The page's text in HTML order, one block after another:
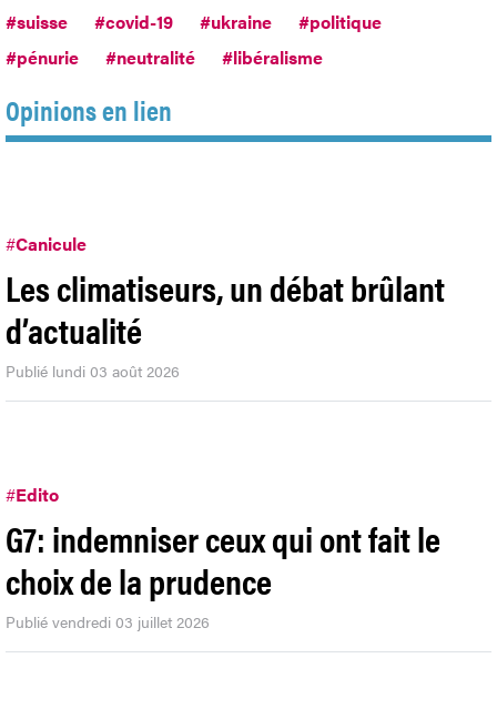
#suisse #covid-19 #ukraine
#politique
#pénurie
#neutralité #libéralisme
Opinions en lien
#Canicule
Les climatiseurs, un débat brûlant
d’actualité
Publié lundi 03 août 2026
#Edito
G7: indemniser ceux qui ont fait le
choix de la prudence
Publié vendredi 03 juillet 2026